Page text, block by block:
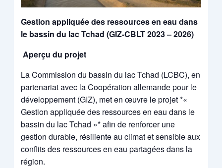
Gestion appliquée des ressources en eau dans
le bassin du lac Tchad (GIZ-CBLT 2023 – 2026)
Aperçu du projet
La Commission du bassin du lac Tchad (LCBC), en
partenariat avec la Coopération allemande pour le
développement (GIZ), met en œuvre le projet *«
Gestion appliquée des ressources en eau dans le
bassin du lac Tchad »* afin de renforcer une
gestion durable, résiliente au climat et sensible aux
conflits des ressources en eau partagées dans la
région.